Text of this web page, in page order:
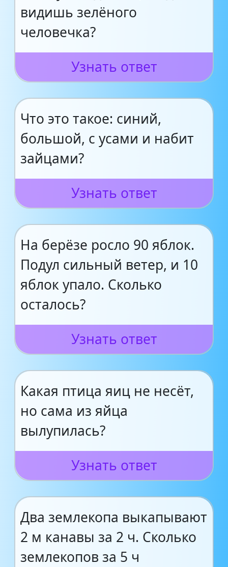
видишь зелёного
человечка?
Узнать ответ
Что это такое: синий,
большой, с усами и набит
зайцами?
Узнать ответ
На берёзе росло 90 яблок.
Подул сильный ветер, и 10
яблок упало. Сколько
осталось?
Узнать ответ
Какая птица яиц не несёт,
но сама из яйца
вылупилась?
Узнать ответ
Два землекопа выкапывают
2 м канавы за 2 ч. Сколько
землекопов за 5 ч